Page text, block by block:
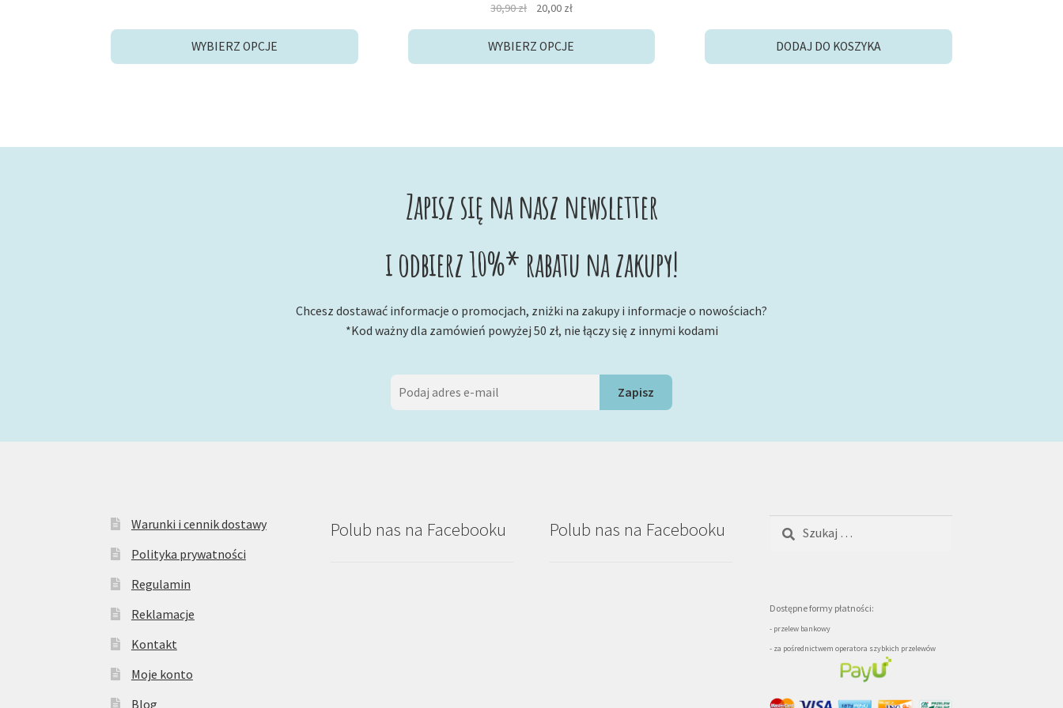
WYBIERZ OPCJE
30,90zł
Pierwotna
wynosiła:
20,00 złAktualna
wynosi:
WYBIERZ OPCJE DODAJ DO KOSZYKA
Zapisz się na nasz newsletter
i odbierz 10%* rabatu na zakupy!
Chcesz dostawać informacje o promocjach, zniżki na zakupy i informacje o nowościach?
*Kod ważny dla zamówień powyżej 50 zł, nie łączy się z innymi kodami
Warunki i cennik dostawy
Polityka prywatności
Regulamin
Reklamacje
Kontakt
Moje konto
Blog
Polub nas na Facebooku Polub nas na Facebooku Szukaj:
Dostępne formy płatności:
- przelew bankowy
- za pośrednictwem operatora szybkich przelewów